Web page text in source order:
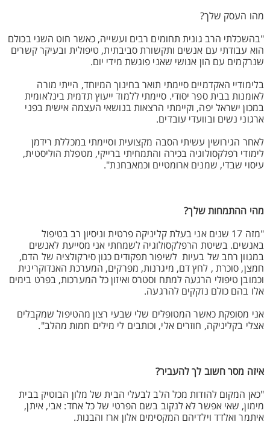
מהו העסק שלך?
"בהשכלתי הרב גונית תחומים רבים ועשייה, כאשר חוט השני בכולם
הוא עבודתי עם אנשים ותקשורת סביבתית, טיפולית ובעיקר קשרים
שנרקמים עם הון אנושי שאני פוגשת מידי יום.
בלימודיי האקדמיים סיימתי תואר בחינוך המיוחד, הייתי מורה
לאומנות בבית ספר יסודי. סיימתי ללמוד ייעוץ תדמית בינלאומית
במכון ישראל יפה, וקיימתי הרצאות בנושאי העצמה אישית בפני
ארגוני נשים ובוועדי עובדים.
לאחר הגירושין עשיתי הסבה מקצועית וסיימתי במכללת רידמן
לימודי רפלקסולוגיה בכירה והתמחיתי ברייקי, מטפלת הוליסטית,
עיסוי שבדי, שמנים ארומטיים וכמאבחנת".
מהי ההתמחות שלך?
"מזה 17 שנים אני בעלת קליניקה פרטית וניסיון רב בטיפול
באנשים. בשיטת הרפלקסולוגיה לשמחתי אני מסייעת לאנשים
במגוון רחב של בעיות לשיפור תפקודים כגון סירקולציה של הדם,
חמצן, סוכרת , לחץ דם, מיגרנות, מפרקים, המערכת האנדוקרינית
וכמובן טיפולי הרגעה למתח וסטרס ואיזון כל המערכות, בפרט בימים
אלו בהם כולם נזקקים להרגעה.
אני מסופקת כאשר המטופלים שלי שבעי רצון מהטיפול שמקבלים
אצלי בקליניקה, חוזרים אלי, וכותבים לי מילים חמות מהלב".
איזה מסר חשוב לך להעביר?
"כאן המקום להודות מכל הלב לבעלי הבית של מלון הבוטיק בבית
מימון, שאי אפשר לא לנקוב בשם הפרטי של כל אחד: אבי, איתן,
איתמר ואלדד וילדיהם המקסימים אלון ארז והבנות.